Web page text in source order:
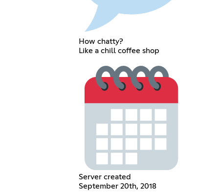
How chatty?
Like a chill coffee shop
Server created
September 20th, 2018